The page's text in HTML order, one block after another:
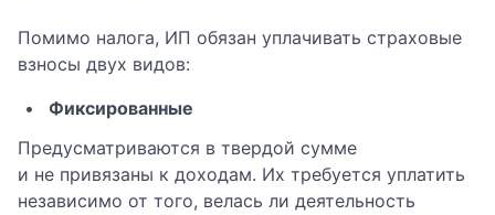
Помимо налога, ИП обязан уплачивать страховые
взносы двух видов:
Фиксированные
Предусматриваются в твердой сумме
и не привязаны к доходам. Их требуется уплатить
независимо от того, велась ли деятельность